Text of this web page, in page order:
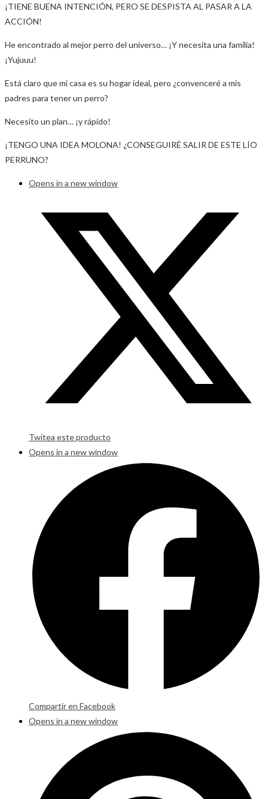
¡TIENE BUENA INTENCIÓN, PERO SE DESPISTA AL PASAR A LA
ACCIÓN!
He encontrado al mejor perro del universo… ¡Y necesita una familia!
¡Yujuuu!
Está claro que mi casa es su hogar ideal, pero ¿convenceré a mis
padres para tener un perro?
Necesito un plan… ¡y rápido!
¡TENGO UNA IDEA MOLONA! ¿CONSEGUIRÉ SALIR DE ESTE LÍO
PERRUNO?
Opens in a new window
Twitea este producto
Opens in a new window
Compartir en Facebook
Opens in a new window